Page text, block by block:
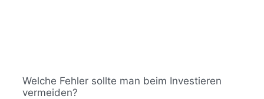
Welche Fehler sollte man beim Investieren
vermeiden?